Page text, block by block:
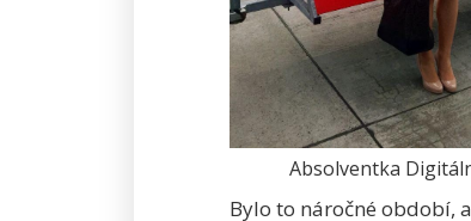
Absolventka
Bylo to náročné období,